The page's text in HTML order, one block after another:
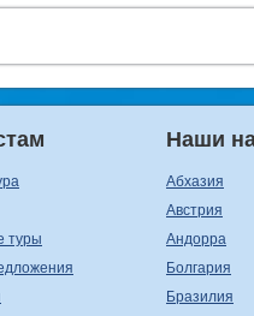
туры
Наши
Абхазия
Австрия
Андорра
Болгария
Бразилия